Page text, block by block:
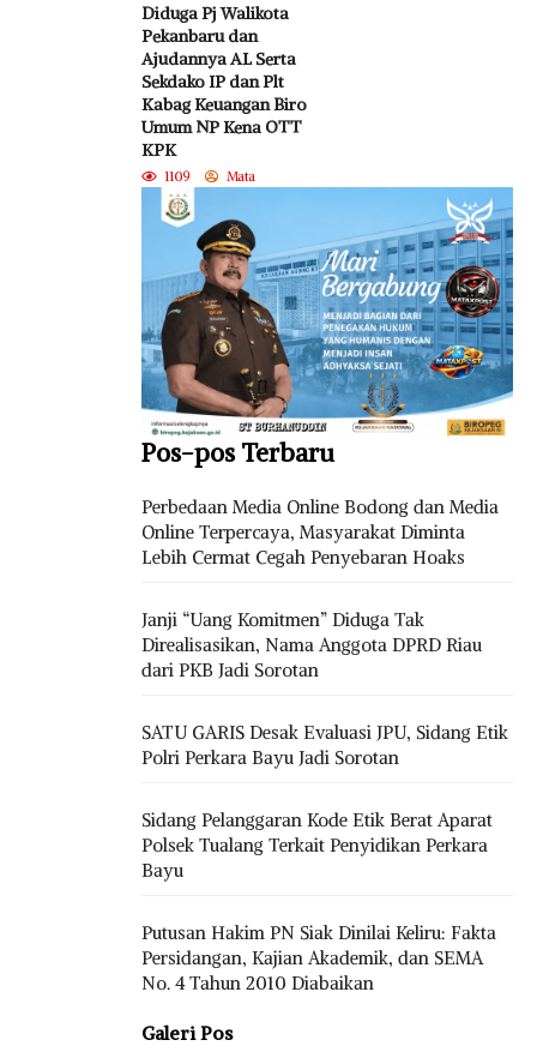
Diduga Pj Walikota
Pekanbaru dan
Ajudannya AL Serta
Sekdako IP dan Plt
Kabag Keuangan Biro
Umum NP Kena OTT
KPK
1109 Mata
Pos-pos Terbaru
Perbedaan Media Online Bodong dan Media
Online Terpercaya, Masyarakat Diminta
Lebih Cermat Cegah Penyebaran Hoaks
Janji “Uang Komitmen” Diduga Tak
Direalisasikan, Nama Anggota DPRD Riau
dari PKB Jadi Sorotan
SATU GARIS Desak Evaluasi JPU, Sidang Etik
Polri Perkara Bayu Jadi Sorotan
Sidang Pelanggaran Kode Etik Berat Aparat
Polsek Tualang Terkait Penyidikan Perkara
Bayu
Putusan Hakim PN Siak Dinilai Keliru: Fakta
Persidangan, Kajian Akademik, dan SEMA
No. 4 Tahun 2010 Diabaikan
Galeri Pos